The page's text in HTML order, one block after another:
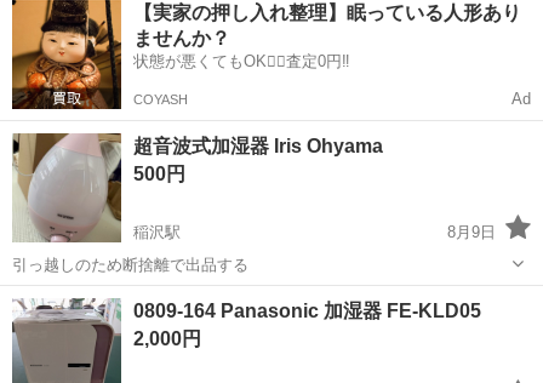
【実家の押し入れ整理】眠っている人形あり
ませんか？
状態が悪くてもOK🙆‍♀️査定0円‼️
COYASH Ad
超音波式加湿器 Iris Ohyama
500円
稲沢駅
8月9日
引っ越しのため断捨離で出品する
愛知 稲沢市 季節、空調家電 断捨離
0809-164 Panasonic 加湿器 FE-KLD05
2,000円